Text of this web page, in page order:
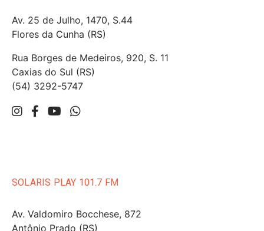
Av. 25 de Julho, 1470, S.44
Flores da Cunha (RS)
Rua Borges de Medeiros, 920, S. 11
Caxias do Sul (RS)
(54) 3292-5747
SOLARIS PLAY 101.7 FM
Av. Valdomiro Bocchese, 872
Antônio Prado (RS)